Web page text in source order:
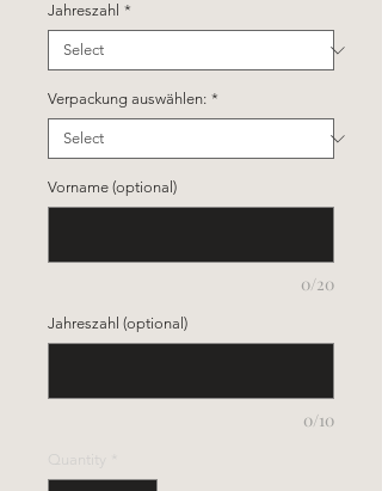
Jahreszahl *
Verpackung auswählen: *
Vorname (optional)
0/20
Jahreszahl (optional)
0/10
Quantity